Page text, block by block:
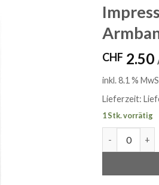
CHF 2.50
inkl. 8.1 %
Lieferzeit:
1 Stk. vorrätig